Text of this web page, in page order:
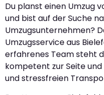
Du planst einen Umzug
und bist auf der Suche
Umzugsunternehmen?
Umzugsservice aus
erfahrenes Team steht
kompetent zur Seite
und stressfreien